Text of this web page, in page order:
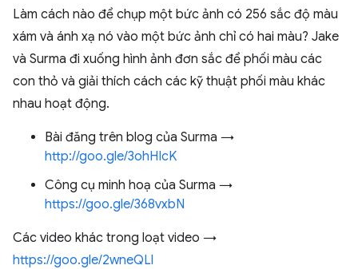
Làm cách nào để chụp một bức ảnh có 256 sắc độ màu
xám và ánh xạ nó vào một bức ảnh chỉ có hai màu? Jake
và Surma đi xuống hình ảnh đơn sắc để phối màu các
con thỏ và giải thích cách các kỹ thuật phối màu khác
nhau hoạt động.
Bài đăng trên blog của Surma →
http://goo.gle/3ohHIcK
Công cụ minh hoạ của Surma →
https://goo.gle/368vxbN
Các video khác trong loạt video →
https://goo.gle/2wneQLl